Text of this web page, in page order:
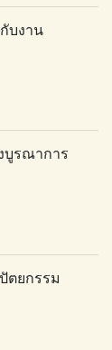
บงาน
บูรณาการ
ตยกรรม